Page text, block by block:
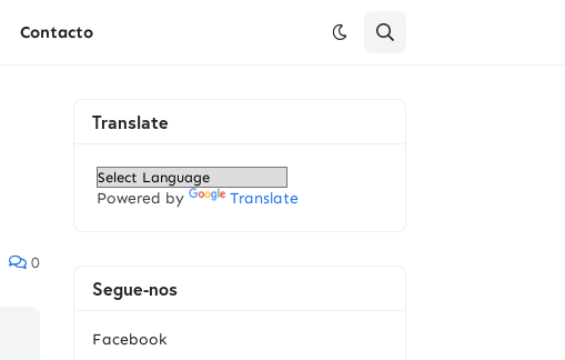
Contacto
0
Translate
Powered by Translate
Segue-nos
Facebook